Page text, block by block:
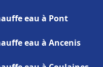
eau à Pont
eau à Ancenis